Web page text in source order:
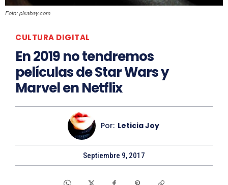
Foto: pixabay.com
CULTURA DIGITAL
En 2019 no tendremos
películas de Star Wars y
Marvel en Netflix
Por: Leticia Joy
Septiembre 9, 2017